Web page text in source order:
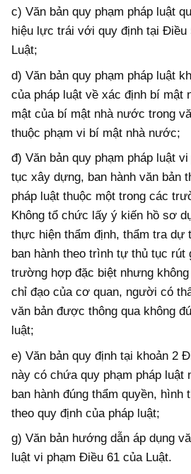
c) Văn bản quy phạm pháp luật
hiệu lực trái với quy định tại Điều
Luật;
d) Văn bản quy phạm pháp luật
của pháp luật về xác định bí mật
mật của bí mật nhà nước trong
thuộc phạm vi bí mật nhà nước;
đ) Văn bản quy phạm pháp luật
tục xây dựng, ban hành văn bản
pháp luật thuộc một trong các
Không tổ chức lấy ý kiến hồ sơ
thực hiện thẩm định, thẩm tra dự
ban hành theo trình tự thủ tục rút
trường hợp đặc biệt nhưng
chỉ đạo của cơ quan, người có
văn bản được thông qua không
luật;
e) Văn bản quy định tại khoản 2
này có chứa quy phạm pháp luật
ban hành đúng thẩm quyền,
theo quy định của pháp luật;
g) Văn bản hướng dẫn áp dụng
luật vi phạm Điều 61 của Luật.